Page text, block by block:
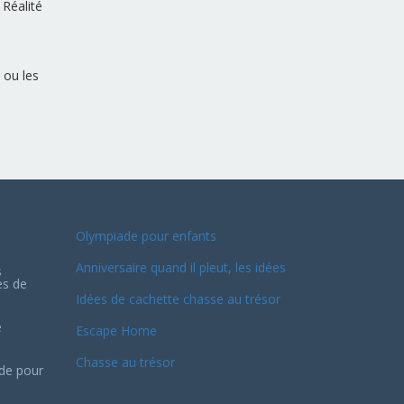
les
de
pour
Olympiade pour enfants
Anniversaire quand il pleut, les idées
Idées de cachette chasse au trésor
Escape Home
Chasse au trésor